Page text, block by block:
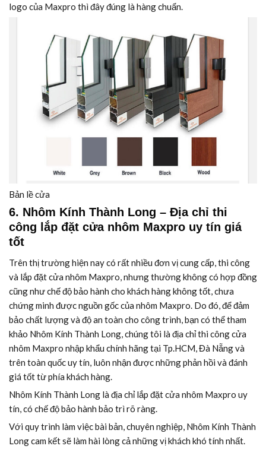
logo của Maxpro thì đây đúng là hàng chuẩn.
Bản lề cửa
6. Nhôm Kính Thành Long – Địa chỉ thi
công lắp đặt cửa nhôm Maxpro uy tín giá
tốt
Trên thị trường hiện nay có rất nhiều đơn vị cung cấp, thi công
và lắp đặt cửa nhôm Maxpro, nhưng thường không có hợp đồng
cũng như chế độ bảo hành cho khách hàng không tốt, chưa
chứng minh được nguồn gốc của nhôm Maxpro. Do đó, để đảm
bảo chất lượng và độ an toàn cho công trình, bạn có thể tham
khảo Nhôm Kính Thành Long, chúng tôi là địa chỉ thi công cửa
nhôm Maxpro nhập khẩu chính hãng tại Tp.HCM, Đà Nẵng và
trên toàn quốc uy tín, luôn nhận được những phản hồi và đánh
giá tốt từ phía khách hàng.
Nhôm Kính Thành Long là địa chỉ lắp đặt cửa nhôm Maxpro uy
tín, có chế độ bảo hành bảo trì rõ ràng.
Với quy trình làm việc bài bản, chuyên nghiệp, Nhôm Kính Thành
Long cam kết sẽ làm hài lòng cả những vị khách khó tính nhất.